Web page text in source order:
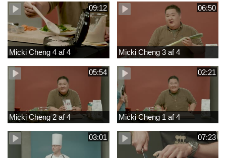
09:12
Micki Cheng 4 af 4
06:50
Micki Cheng 3 af 4
05:54
Micki Cheng 2 af 4
02:21
Micki Cheng 1 af 4
03:01 07:23